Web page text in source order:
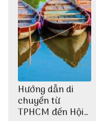
Hướng dẫn di
chuyển từ
TPHCM đến Hội